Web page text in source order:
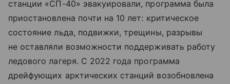
станции «СП-40» эвакуировали, программа была
приостановлена почти на 10 лет: критическое
состояние льда, подвижки, трещины, разрывы
не оставляли возможности поддерживать работу
ледового лагеря. С 2022 года программа
дрейфующих арктических станций возобновлена